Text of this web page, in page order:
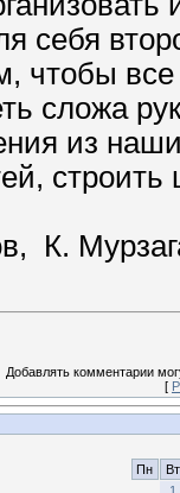
себя
все
сложа
из
строить
К.
Добавлять комментарии
[
Пн
Вт